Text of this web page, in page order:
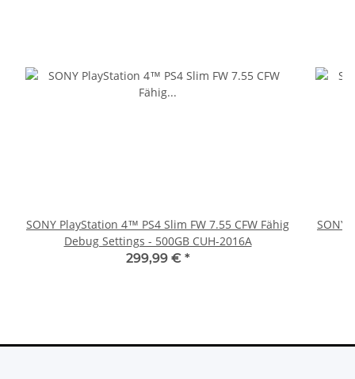
SONY PlayStation 4™ PS4 Slim FW 7.55 CFW Fähig
Debug Settings - 500GB CUH-2016A
299,99 € *
SONY